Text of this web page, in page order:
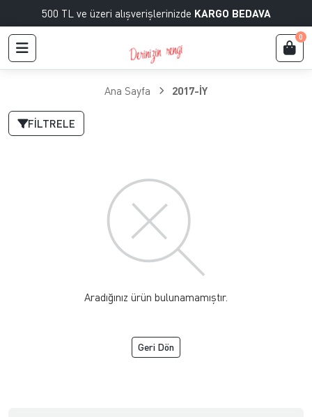
500 TL ve üzeri alışverişlerinizde KARGO BEDAVA
0
Ana Sayfa 2017-İY
FILTRELE
Aradığınız ürün bulunamamıştır.
Geri Dön